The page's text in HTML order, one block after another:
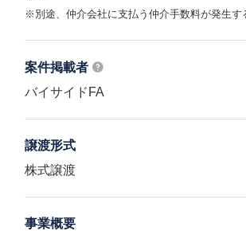
※別途、仲介会社に支払う仲介手数料が発生す
案件掲載者
バイサイドFA
譲渡形式
株式譲渡
事業概要